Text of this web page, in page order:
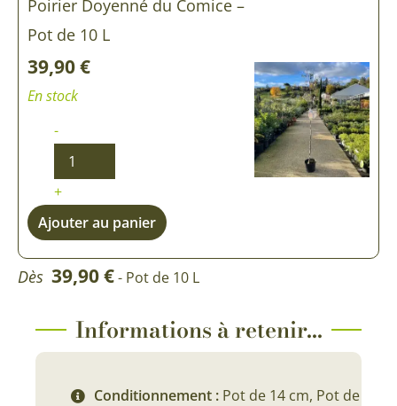
Poirier Doyenné du Comice –
Pot de 10 L
39,90€
En stock
-
+
Ajouter au panier
Dès 39,90€- Pot de 10 L
Informations à retenir...
Conditionnement : Pot de 14 cm, Pot de